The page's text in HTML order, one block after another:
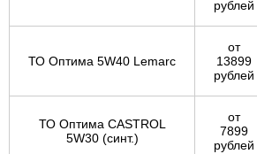
рублей
ТО Оптима 5W40 Lemarc
от
13899
рублей
ТО Оптима CASTROL
5W30 (синт.)
от
7899
рублей